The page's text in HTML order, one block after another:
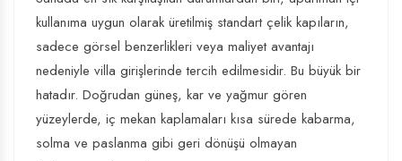
kullanıma uygun olarak üretilmiş standart çelik kapıların,
sadece görsel benzerlikleri veya maliyet avantajı
nedeniyle villa girişlerinde tercih edilmesidir. Bu büyük bir
hatadır. Doğrudan güneş, kar ve yağmur gören
yüzeylerde, iç mekan kaplamaları kısa sürede kabarma,
solma ve paslanma gibi geri dönüşü olmayan